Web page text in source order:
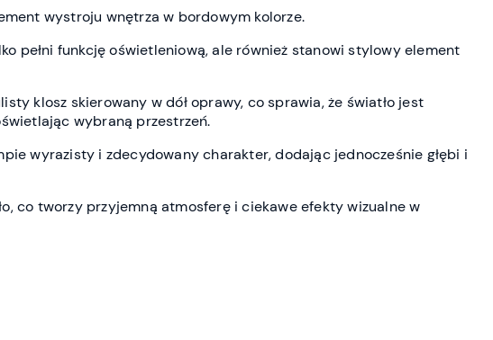
wystroju wnętrza w bordowym kolorze.
pełni funkcję oświetleniową, ale również stanowi stylowy element
klosz skierowany w dół oprawy, co sprawia, że światło jest
wybraną przestrzeń.
wyrazisty i zdecydowany charakter, dodając jednocześnie głębi i
co tworzy przyjemną atmosferę i ciekawe efekty wizualne w